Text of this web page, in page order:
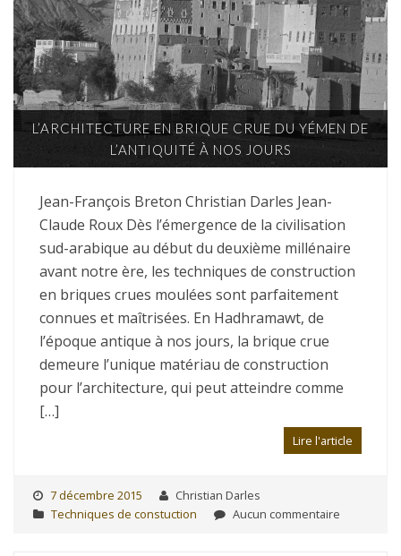
L’ARCHITECTURE EN BRIQUE CRUE DU YÉMEN DE
L’ANTIQUITÉ À NOS JOURS
Jean-François Breton Christian Darles Jean-
Claude Roux Dès l’émergence de la civilisation
sud-arabique au début du deuxième millénaire
avant notre ère, les techniques de construction
en briques crues moulées sont parfaitement
connues et maîtrisées. En Hadhramawt, de
l’époque antique à nos jours, la brique crue
demeure l’unique matériau de construction
pour l’architecture, qui peut atteindre comme
[…]
Lire l'article
7 décembre 2015
Christian Darles
Techniques de constuction
Aucun commentaire